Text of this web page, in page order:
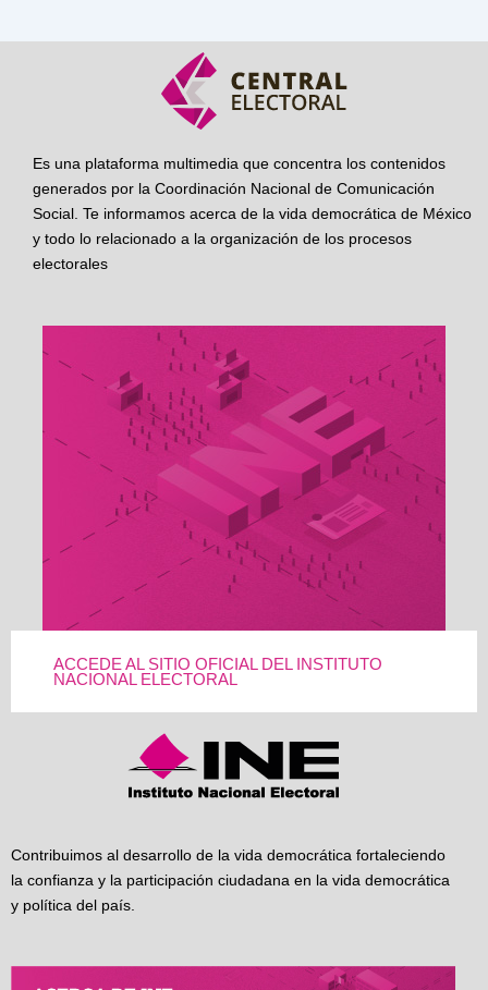
Es una plataforma multimedia que concentra los contenidos
generados por la Coordinación Nacional de Comunicación
Social. Te informamos acerca de la vida democrática de México
y todo lo relacionado a la organización de los procesos
electorales
ACCEDE AL SITIO OFICIAL DEL INSTITUTO
NACIONAL ELECTORAL
Contribuimos al desarrollo de la vida democrática fortaleciendo
la confianza y la participación ciudadana en la vida democrática
y política del país.